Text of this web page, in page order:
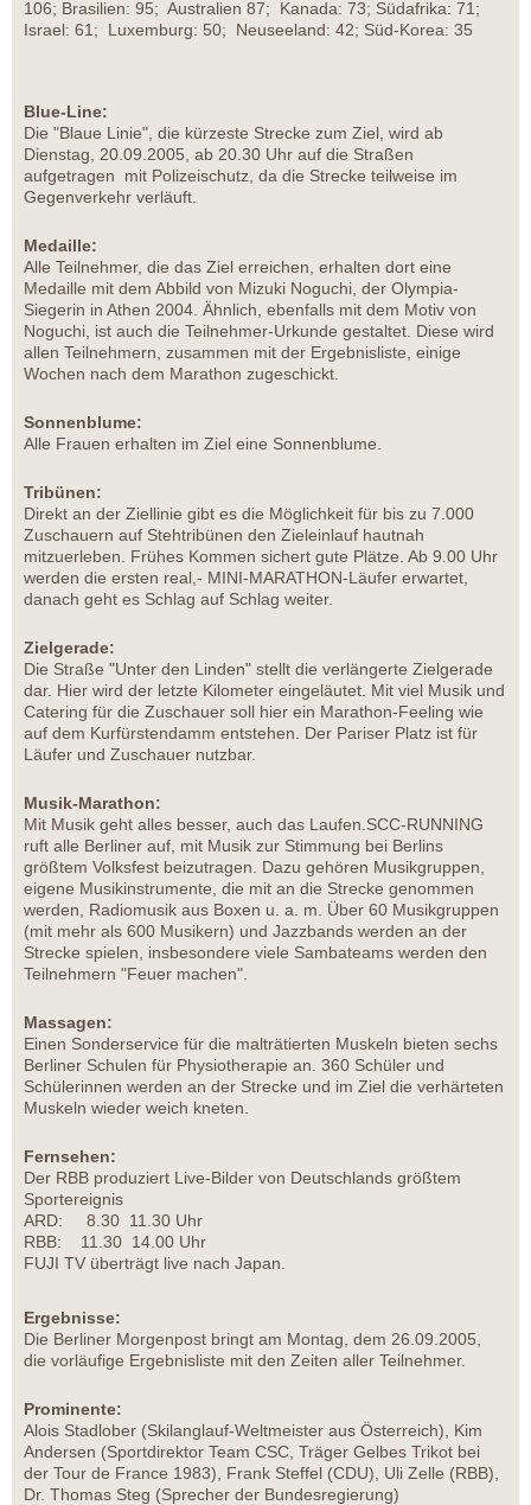
106; Brasilien: 95; Australien 87; Kanada: 73; Südafrika: 71;
Israel: 61; Luxemburg: 50; Neuseeland: 42; Süd-Korea: 35
Blue-Line:
Die "Blaue Linie", die kürzeste Strecke zum Ziel, wird ab
Dienstag, 20.09.2005, ab 20.30 Uhr auf die Straßen
aufgetragen ­ mit Polizeischutz, da die Strecke teilweise im
Gegenverkehr verläuft.
Medaille:
Alle Teilnehmer, die das Ziel erreichen, erhalten dort eine
Medaille mit dem Abbild von Mizuki Noguchi, der Olympia-
Siegerin in Athen 2004. Ähnlich, ebenfalls mit dem Motiv von
Noguchi, ist auch die Teilnehmer-Urkunde gestaltet. Diese wird
allen Teilnehmern, zusammen mit der Ergebnisliste, einige
Wochen nach dem Marathon zugeschickt.
Sonnenblume:
Alle Frauen erhalten im Ziel eine Sonnenblume.
Tribünen:
Direkt an der Ziellinie gibt es die Möglichkeit für bis zu 7.000
Zuschauern auf Stehtribünen den Zieleinlauf hautnah
mitzuerleben. Frühes Kommen sichert gute Plätze. Ab 9.00 Uhr
werden die ersten real,- MINI-MARATHON-Läufer erwartet,
danach geht es Schlag auf Schlag weiter.
Zielgerade:
Die Straße "Unter den Linden" stellt die verlängerte Zielgerade
dar. Hier wird der letzte Kilometer eingeläutet. Mit viel Musik und
Catering für die Zuschauer soll hier ein Marathon-Feeling wie
auf dem Kurfürstendamm entstehen. Der Pariser Platz ist für
Läufer und Zuschauer nutzbar.
Musik-Marathon:
Mit Musik geht alles besser, auch das Laufen.SCC-RUNNING
ruft alle Berliner auf, mit Musik zur Stimmung bei Berlins
größtem Volksfest beizutragen. Dazu gehören Musikgruppen,
eigene Musikinstrumente, die mit an die Strecke genommen
werden, Radiomusik aus Boxen u. a. m. Über 60 Musikgruppen
(mit mehr als 600 Musikern) und Jazzbands werden an der
Strecke spielen, insbesondere viele Sambateams werden den
Teilnehmern "Feuer machen".
Massagen:
Einen Sonderservice für die malträtierten Muskeln bieten sechs
Berliner Schulen für Physiotherapie an. 360 Schüler und
Schülerinnen werden an der Strecke und im Ziel die verhärteten
Muskeln wieder weich kneten.
Fernsehen:
Der RBB produziert Live-Bilder von Deutschlands größtem
Sportereignis
ARD: 8.30 ­ 11.30 Uhr
RBB: 11.30 ­ 14.00 Uhr
FUJI TV überträgt live nach Japan.
Ergebnisse:
Die Berliner Morgenpost bringt am Montag, dem 26.09.2005,
die vorläufige Ergebnisliste mit den Zeiten aller Teilnehmer.
Prominente:
Alois Stadlober (Skilanglauf-Weltmeister aus Österreich), Kim
Andersen (Sportdirektor Team CSC, Träger Gelbes Trikot bei
der Tour de France 1983), Frank Steffel (CDU), Uli Zelle (RBB),
Dr. Thomas Steg (Sprecher der Bundesregierung)